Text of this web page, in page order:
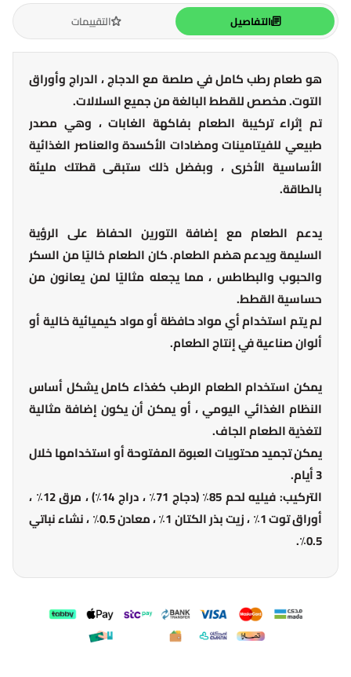
التفاصيل التقييمات
هو طعام رطب كامل في صلصة مع الدجاج ، الدراج وأوراق
التوت. مخصص للقطط البالغة من جميع السلالات.
تم إثراء تركيبة الطعام بفاكهة الغابات ، وهي مصدر
طبيعي للفيتامينات ومضادات الأكسدة والعناصر الغذائية
الأساسية الأخرى ، وبفضل ذلك ستبقى قطتك مليئة
بالطاقة.
يدعم الطعام مع إضافة التورين الحفاظ على الرؤية
السليمة ويدعم هضم الطعام. كان الطعام خاليًا من السكر
والحبوب والبطاطس ، مما يجعله مثاليًا لمن يعانون من
حساسية القطط.
لم يتم استخدام أي مواد حافظة أو مواد كيميائية خالية أو
ألوان صناعية في إنتاج الطعام.
يمكن استخدام الطعام الرطب كغذاء كامل يشكل أساس
النظام الغذائي اليومي ، أو يمكن أن يكون إضافة مثالية
لتغذية الطعام الجاف.
يمكن تجميد محتويات العبوة المفتوحة أو استخدامها خلال
3 أيام.
التركيب: فيليه لحم 85٪ (دجاج 71٪ ، دراج 14٪) ، مرق 12٪ ،
أوراق توت 1٪ ، زيت بذر الكتان 1٪ ، معادن 0.5٪ ، نشاء نباتي
0.5٪.